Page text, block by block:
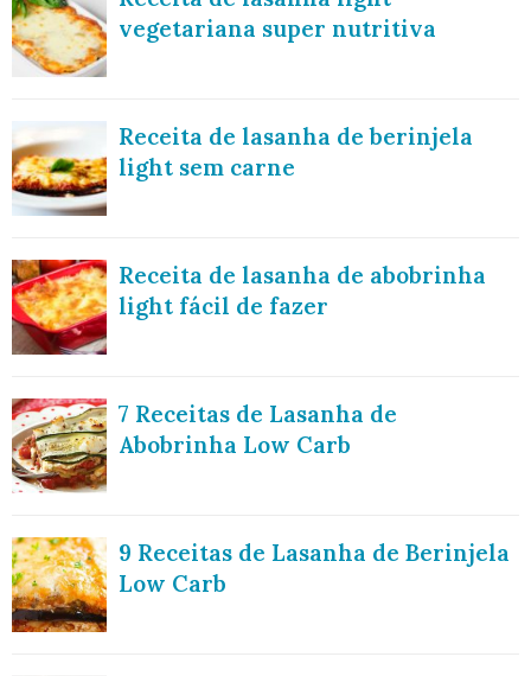
vegetariana super nutritiva
Receita de lasanha de berinjela
light sem carne
Receita de lasanha de abobrinha
light fácil de fazer
7 Receitas de Lasanha de
Abobrinha Low Carb
9 Receitas de Lasanha de Berinjela
Low Carb